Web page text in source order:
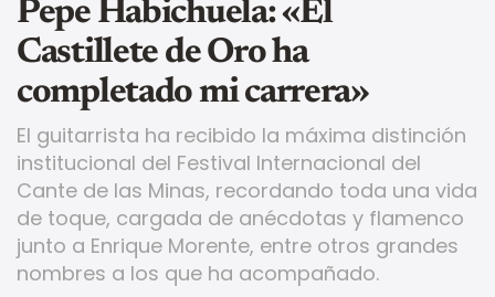
Pepe Habichuela: «El
Castillete de Oro ha
completado mi carrera»
El guitarrista ha recibido la máxima distinción
institucional del Festival Internacional del
Cante de las Minas, recordando toda una vida
de toque, cargada de anécdotas y flamenco
junto a Enrique Morente, entre otros grandes
nombres a los que ha acompañado.